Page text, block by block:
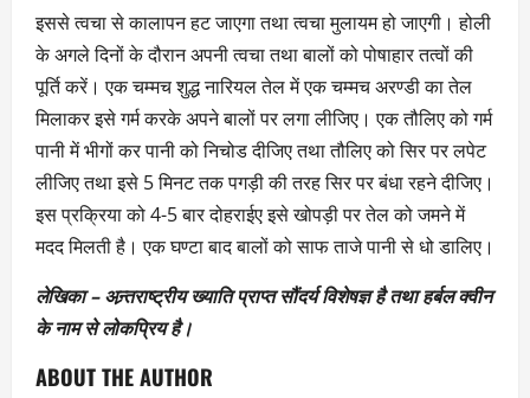
इससे त्वचा से कालापन हट जाएगा तथा त्वचा मुलायम हो जाएगी। होली
के अगले दिनों के दौरान अपनी त्वचा तथा बालों को पोषाहार तत्वों की
पूर्ति करें। एक चम्मच शुद्ध नारियल तेल में एक चम्मच अरण्डी का तेल
मिलाकर इसे गर्म करके अपने बालों पर लगा लीजिए। एक तौलिए को गर्म
पानी में भीगों कर पानी को निचोड दीजिए तथा तौलिए को सिर पर लपेट
लीजिए तथा इसे 5 मिनट तक पगड़ी की तरह सिर पर बंधा रहने दीजिए।
इस प्रक्रिया को 4-5 बार दोहराईए इसे खोपड़ी पर तेल को जमने में
मदद मिलती है। एक घण्टा बाद बालों को साफ ताजे पानी से धो डालिए।
लेखिका – अन्र्तराष्ट्रीय ख्याति प्राप्त सौंदर्य विशेषज्ञ है तथा हर्बल क्वीन
के नाम से लोकप्रिय है।
ABOUT THE AUTHOR